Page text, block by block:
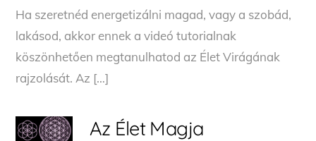
Ha szeretnéd energetizálni magad, vagy a szobád,
lakásod, akkor ennek a videó tutorialnak
köszönhetően megtanulhatod az Élet Virágának
rajzolását. Az […]
Az Élet Magja